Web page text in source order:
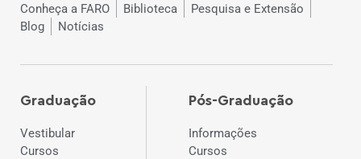
Conheça a FARO Biblioteca
Pesquisa e Extensão
Blog
Notícias
Graduação
Vestibular
Cursos
Pós-Graduação
Informações
Cursos